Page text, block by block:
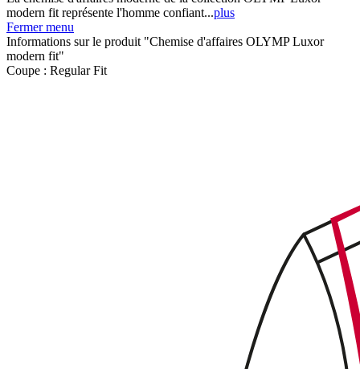
modern fit représente l'homme confiant...plus
Fermer menu
Informations sur le produit "Chemise d'affaires OLYMP Luxor
modern fit"
Coupe : Regular Fit